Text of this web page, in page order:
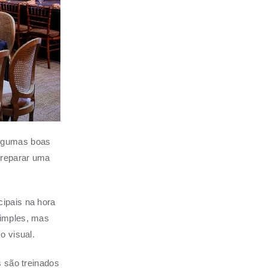
boas
uma
na hora
mas
visual.
são treinados